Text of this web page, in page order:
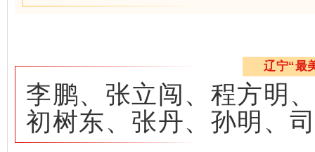
辽宁“最
李鹏、张立闯、程方明
初树东、张丹、孙明、